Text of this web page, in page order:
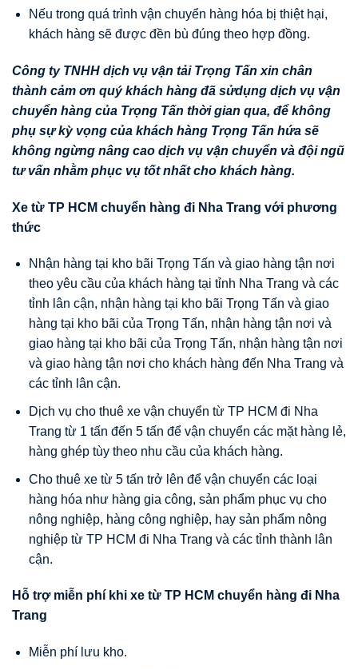
Nếu trong quá trình vận chuyển hàng hóa bị thiệt hại,
khách hàng sẽ được đền bù đúng theo hợp đồng.
Công ty TNHH dịch vụ vận tải Trọng Tấn xin chân
thành cảm ơn quý khách hàng đã sửdụng dịch vụ vận
chuyển hàng của Trọng Tấn thời gian qua, để không
phụ sự kỳ vọng của khách hàng Trọng Tấn hứa sẽ
không ngừng nâng cao dịch vụ vận chuyển và đội ngũ
tư vấn nhằm phục vụ tốt nhất cho khách hàng.
Xe từ TP HCM chuyển hàng đi Nha Trang với phương
thức
Nhận hàng tại kho bãi Trọng Tấn và giao hàng tận nơi
theo yêu cầu của khách hàng tại tỉnh Nha Trang và các
tỉnh lân cận, nhận hàng tại kho bãi Trọng Tấn và giao
hàng tại kho bãi của Trọng Tấn, nhận hàng tận nơi và
giao hàng tại kho bãi của Trọng Tấn, nhận hàng tận nơi
và giao hàng tận nơi cho khách hàng đến Nha Trang và
các tỉnh lân cận.
Dịch vụ cho thuê xe vận chuyển từ TP HCM đi Nha
Trang từ 1 tấn đến 5 tấn để vận chuyển các mặt hàng lẻ,
hàng ghép tùy theo nhu cầu của khách hàng.
Cho thuê xe từ 5 tấn trở lên để vận chuyển các loại
hàng hóa như hàng gia công, sản phẩm phục vụ cho
nông nghiệp, hàng công nghiệp, hay sản phẩm nông
nghiệp từ TP HCM đi Nha Trang và các tỉnh thành lân
cận.
Hỗ trợ miễn phí khi xe từ TP HCM chuyển hàng đi Nha
Trang
Miễn phí lưu kho.